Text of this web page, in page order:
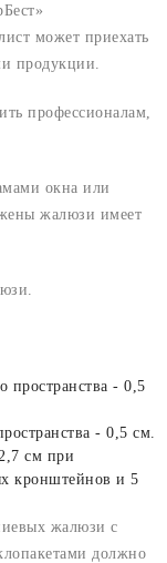
может приехать
продукции.
профессионалам,
окна или
жалюзи имеет
- 0,5
- 0,5 см.
см при
кронштейнов и 5
жалюзи с
должно